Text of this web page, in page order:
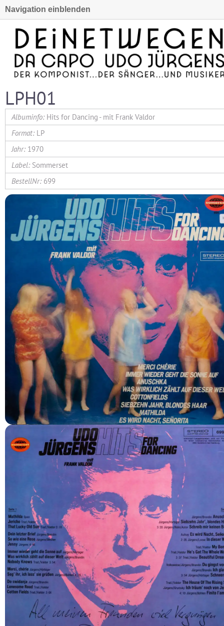
Navigation einblenden
LPH01
Hits for Dancing - mit Frank Valdor
LP
1970
Sommerset
699